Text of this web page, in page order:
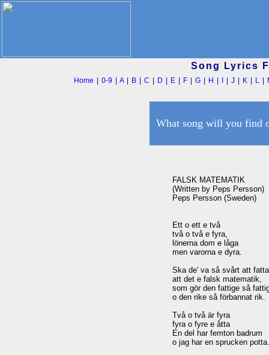
Song Lyrics
Home |0-9 |A| B |C D E F |G H |J K L
What song will you find
FALSK MATEMATIK
(Written by Peps Persson)
Peps Persson (Sweden)
Ett o ett e två
två o två e fyra,
lönerna dom e låga
men varorna e dyra.
Ska de' va så svårt att fatta
att det e falsk matematik,
som gör den fattige så
o den rike så förbannat rik.
Två o två är fyra
fyra o fyre e åtta
En del har femton badrum
o jag har en sprucken